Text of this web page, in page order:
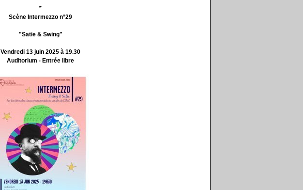
*
Scène Intermezzo n°29
"Satie & Swing"
Vendredi 13 juin 2025 à 19.30
Auditorium - Entrée libre